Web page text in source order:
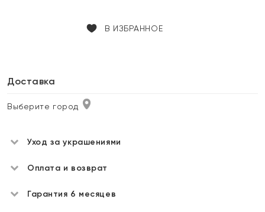
В ИЗБРАННОЕ
Доставка
Выберите город
Уход за украшениями
Оплата и возврат
Гарантия 6 месяцев